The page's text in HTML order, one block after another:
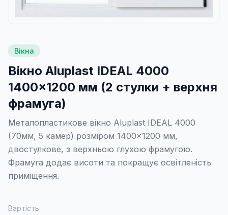
Вікна
Вікно Aluplast IDEAL 4000
1400×1200 мм (2 стулки + верхня
фрамуга)
Металопластикове вікно Aluplast IDEAL 4000
(70мм, 5 камер) розміром 1400×1200 мм,
двостулкове, з верхньою глухою фрамугою.
Фрамуга додає висоти та покращує освітленість
приміщення.
Вартість